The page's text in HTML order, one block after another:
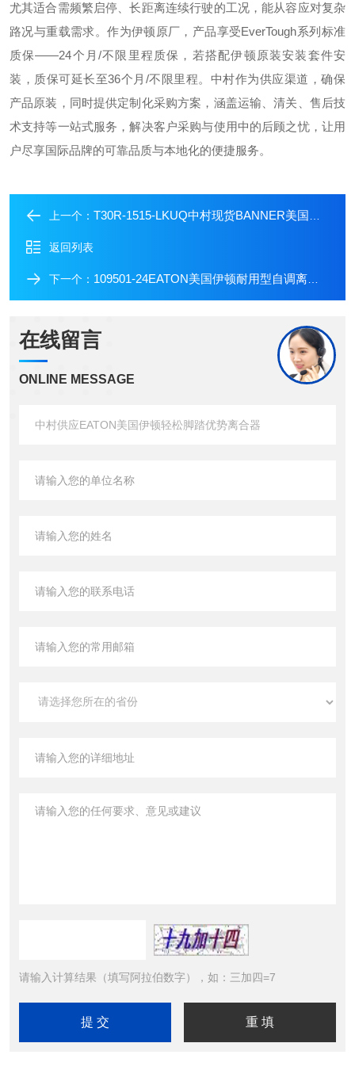
尤其适合需频繁启停、长距离连续行驶的工况，能从容应对复杂
路况与重载需求。作为伊顿原厂，产品享受EverTough系列标准
质保——24个月/不限里程质保，若搭配伊顿原装安装套件安
装，质保可延长至36个月/不限里程。中村作为供应渠道，确保
产品原装，同时提供定制化采购方案，涵盖运输、清关、售后技
术支持等一站式服务，解决客户采购与使用中的后顾之忧，让用
户尽享国际品牌的可靠品质与本地化的便捷服务。
上一个： T30R-1515-LKUQ中村现货BANNER美国邦纳原装雷达传感器
返回列表
下一个： 109501-24EATON美国伊顿耐用型自调离合器中村到货
在线留言
ONLINE MESSAGE
请输入计算结果（填写阿拉伯数字），如：三加四=7